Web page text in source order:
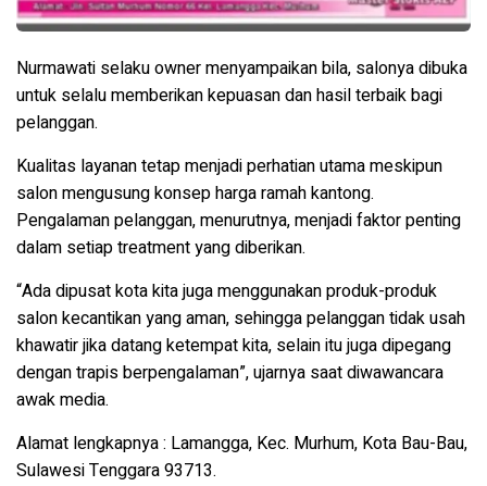
Nurmawati selaku owner menyampaikan bila, salonya dibuka
untuk selalu memberikan kepuasan dan hasil terbaik bagi
pelanggan.
Kualitas layanan tetap menjadi perhatian utama meskipun
salon mengusung konsep harga ramah kantong.
Pengalaman pelanggan, menurutnya, menjadi faktor penting
dalam setiap treatment yang diberikan.
“Ada dipusat kota kita juga menggunakan produk-produk
salon kecantikan yang aman, sehingga pelanggan tidak usah
khawatir jika datang ketempat kita, selain itu juga dipegang
dengan trapis berpengalaman”, ujarnya saat diwawancara
awak media.
Alamat lengkapnya : Lamangga, Kec. Murhum, Kota Bau-Bau,
Sulawesi Tenggara 93713.